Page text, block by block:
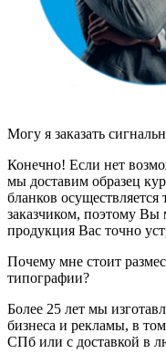
Могу я заказать
Конечно! Если нет
мы доставим образец
бланков осуществляется
заказчиком, поэтому Вы
продукция Вас точно
Почему мне стоит
типографии?
Более 25 лет мы
бизнеса и рекламы, в
СПб или с доставкой в